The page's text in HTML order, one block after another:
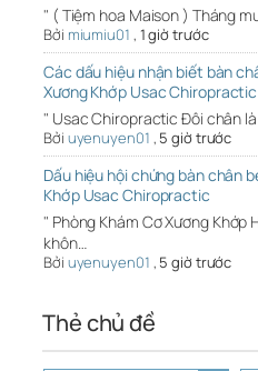
" ( Tiệm hoa Maison ) Tháng
Bởi miumiu01 , 1 giờ trước
Các dấu hiệu nhận biết bàn
Xương Khớp Usac Chiropractic
" Usac Chiropractic Đôi chân
Bởi uyenuyen01 , 5 giờ trước
Dấu hiệu hội chứng bàn chân
Khớp Usac Chiropractic
" Phòng Khám Cơ Xương
khôn…
Bởi uyenuyen01 , 5 giờ trước
Thẻ chủ đề